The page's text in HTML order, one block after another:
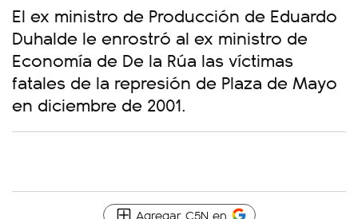
El ex ministro de Producción de Eduardo
Duhalde le enrostró al ex ministro de
Economía de De la Rúa las víctimas
fatales de la represión de Plaza de Mayo
en diciembre de 2001.
Agregar C5N en